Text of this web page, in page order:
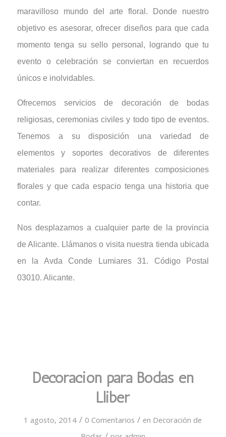
maravilloso mundo del arte floral. Donde nuestro
objetivo es asesorar, ofrecer diseños para que cada
momento tenga su sello personal, logrando que tu
evento o celebración se conviertan en recuerdos
únicos e inolvidables.
Ofrecemos servicios de decoración de bodas
religiosas, ceremonias civiles y todo tipo de eventos.
Tenemos a su disposición una variedad de
elementos y soportes decorativos de diferentes
materiales para realizar diferentes composiciones
florales y que cada espacio tenga una historia que
contar.
Nos desplazamos a cualquier parte de la provincia
de Alicante. Llámanos o visita nuestra tienda ubicada
en la Avda Conde Lumiares 31. Código Postal
03010. Alicante.
Decoración para Bodas en
Lliber
1 agosto, 2014 / 0 Comentarios / en Decoración de